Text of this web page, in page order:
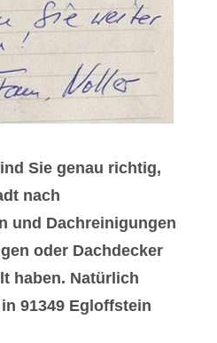
Sie genau richtig,
nach
und Dachreinigungen
oder Dachdecker
haben. Natürlich
91349 Egloffstein